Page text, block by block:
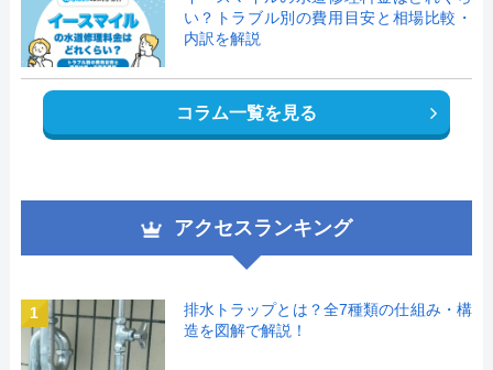
い？トラブル別の費用目安と相場比較・
内訳を解説
コラム一覧を見る
アクセスランキング
1
排水トラップとは？全7種類の仕組み・構
造を図解で解説！